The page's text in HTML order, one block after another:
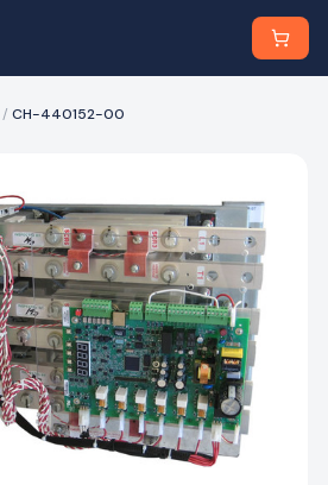
/ CH-440152-00